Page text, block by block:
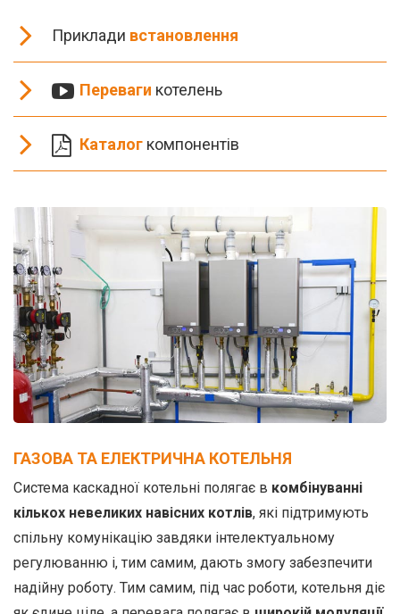
Приклади встановлення
Переваги котелень
Каталог компонентів
ГАЗОВА ТА ЕЛЕКТРИЧНА КОТЕЛЬНЯ
Система каскадної котельні полягає в комбінуванні
кількох невеликих навісних котлів, які підтримують
спільну комунікацію завдяки інтелектуальному
регулюванню і, тим самим, дають змогу забезпечити
надійну роботу. Тим самим, під час роботи, котельня діє